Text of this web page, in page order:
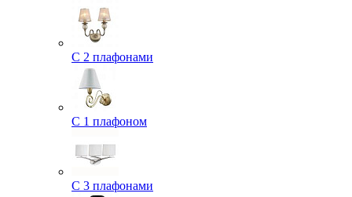
С 2 плафонами
С 1 плафоном
С 3 плафонами